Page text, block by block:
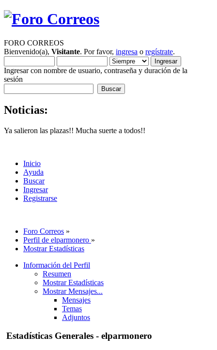
FORO CORREOS
Bienvenido(a), Visitante. Por favor, ingresa o regístrate.
Ingresar con nombre de usuario, contraseña y duración de la
sesión
Noticias:
Ya salieron las plazas!! Mucha suerte a todos!!
Inicio
Ayuda
Buscar
Ingresar
Registrarse
Foro Correos »
Perfil de elparmonero »
Mostrar Estadísticas
Información del Perfil
Resumen
Mostrar Estadísticas
Mostrar Mensajes...
Mensajes
Temas
Adjuntos
Estadísticas Generales - elparmonero